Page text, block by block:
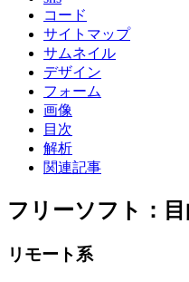
コード
サイトマップ
サムネイル
デザイン
フォーム
画像
目次
解析
関連記事
フリーソフト：目
リモート系